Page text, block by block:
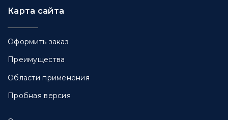
Карта сайта
Оформить заказ
Преимущества
Области применения
Пробная версия